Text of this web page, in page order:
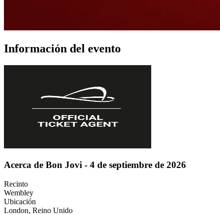
Información del evento
Acerca de Bon Jovi - 4 de septiembre de 2026
Recinto
Wembley
Ubicación
London, Reino Unido